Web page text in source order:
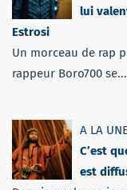
lui
Estrosi
Un morceau de rap
rappeur Boro700 se...
A LA
C’est
est